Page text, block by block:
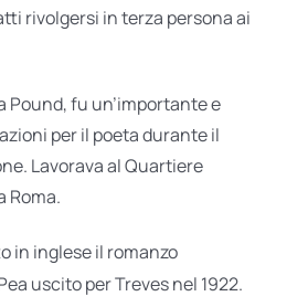
rivolgersi in terza persona ai
Pound, fu un’importante e
per il poeta durante il
Lavorava al Quartiere
Roma.
in inglese il romanzo
uscito per Treves nel 1922.